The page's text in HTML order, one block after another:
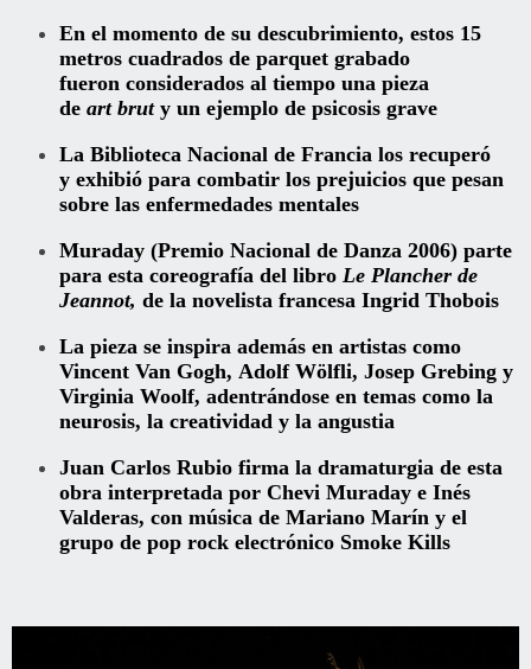
En el momento de su descubrimiento, estos 15
metros cuadrados de parquet grabado
fueron considerados al tiempo una pieza
de art brut y un ejemplo de psicosis grave
La Biblioteca Nacional de Francia los recuperó
y exhibió para combatir los prejuicios que pesan
sobre las enfermedades mentales
Muraday (Premio Nacional de Danza 2006) parte
para esta coreografía del libro Le Plancher de
Jeannot, de la novelista francesa Ingrid Thobois
La pieza se inspira además en artistas como
Vincent Van Gogh, Adolf Wölfli, Josep Grebing y
Virginia Woolf, adentrándose en temas como la
neurosis, la creatividad y la angustia
Juan Carlos Rubio firma la dramaturgia de esta
obra interpretada por Chevi Muraday e Inés
Valderas, con música de Mariano Marín y el
grupo de pop rock electrónico Smoke Kills